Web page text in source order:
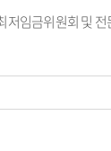
저임금위원회 및